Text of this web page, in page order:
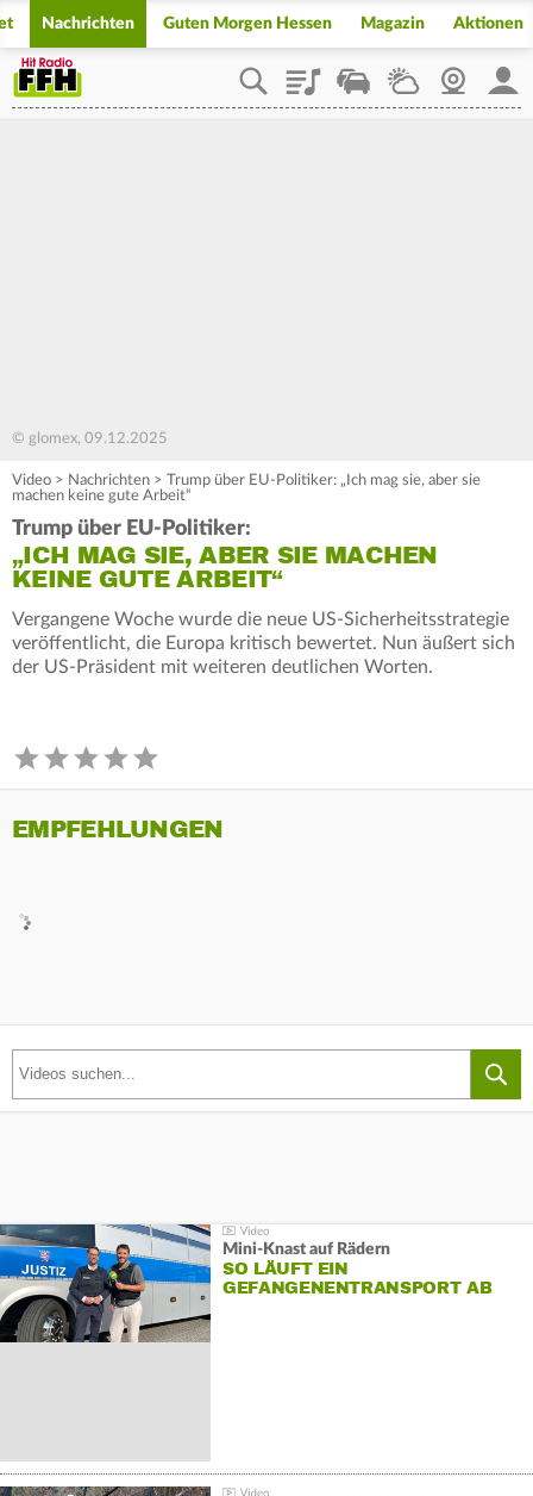
Nachrichten Guten Morgen Hessen Magazin Aktionen
PlaylistStaupilotWetterWebcam
© glomex, 09.12.2025
Video > Nachrichten > Trump über EU-Politiker: „Ich mag sie, aber sie
machen keine gute Arbeit“
Trump über EU-Politiker:
„ICH MAG SIE, ABER SIE MACHEN
KEINE GUTE ARBEIT“
Vergangene Woche wurde die neue US-Sicherheitsstrategie
veröffentlicht, die Europa kritisch bewertet. Nun äußert sich
der US-Präsident mit weiteren deutlichen Worten.
EMPFEHLUNGEN
Mini-Knast auf Rädern
SO LÄUFT EIN
GEFANGENENTRANSPORT AB